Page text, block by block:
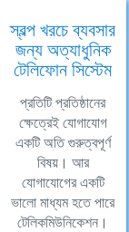
স্বল্প খরচে ব্যবসার
জন্য অত্যাধুনিক
টেলিফোন সিস্টেম
প্রতিটি প্রতিষ্ঠানের
ক্ষেত্রেই যোগাযোগ
একটি অতি গুরুত্বপূর্ণ
বিষয়। আর
যোগাযোগের একটি
ভালো মাধ্যম হতে পারে
টেলিকমিউনিকেশন।